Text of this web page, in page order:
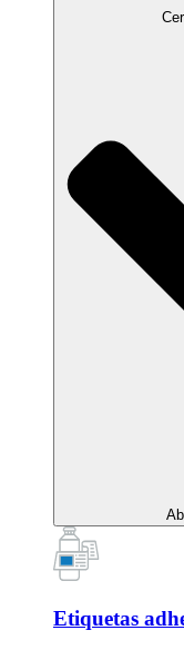
Etiquetas